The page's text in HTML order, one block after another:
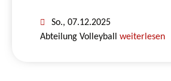
So., 07.12.2025
Abteilung Volleyball
weiterlesen